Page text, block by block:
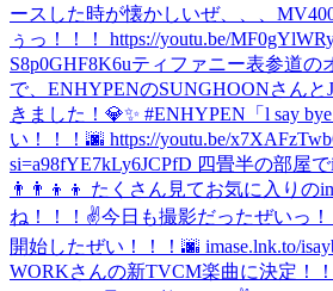
ースした時が懐かしいぜ、、、
ぅっ！！！ https://youtu.be/
S8p0GHF8K6uティファニー表参道の
で、ENHYPENのSUNGHOONさん
きました！💎✨ #ENHYPEN 「l say
い！！！🌆 https://youtu.be/
si=a98fYE7kLy6JCPfD 四畳半の部屋
👨‍👨‍👦‍👦 たくさん見てお気に入りの
ね！！！✌️今日も撮影だったぜいっ！
開始したぜい！！！🌆 imase.lnk.to/
WORKさんの新TVCM楽曲に決定！